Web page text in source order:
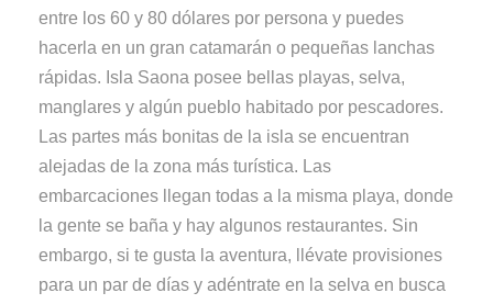
entre los 60 y 80 dólares por persona y puedes
hacerla en un gran catamarán o pequeñas lanchas
rápidas. Isla Saona posee bellas playas, selva,
manglares y algún pueblo habitado por pescadores.
Las partes más bonitas de la isla se encuentran
alejadas de la zona más turística. Las
embarcaciones llegan todas a la misma playa, donde
la gente se baña y hay algunos restaurantes. Sin
embargo, si te gusta la aventura, llévate provisiones
para un par de días y adéntrate en la selva en busca